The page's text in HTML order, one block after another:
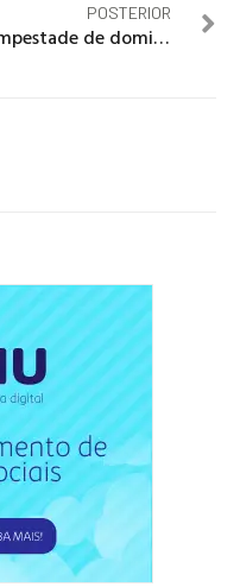
POSTERIOR
Tempestade de domingo quebra recorde de 38 anos e se torna a mais forte registrada em Goiânia desde 1988